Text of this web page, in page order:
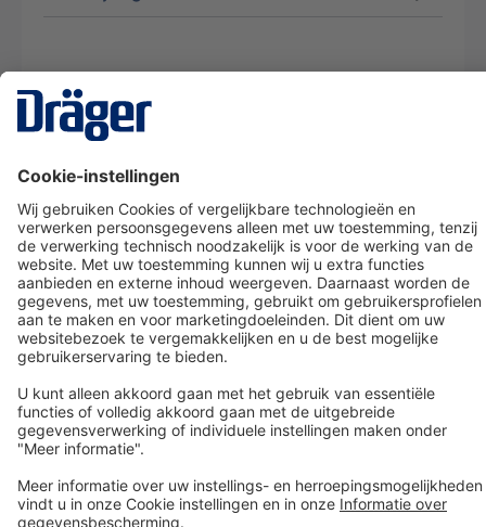
Dräger klantenservice
Over Dräger
Bestellen in onze webshop
Community